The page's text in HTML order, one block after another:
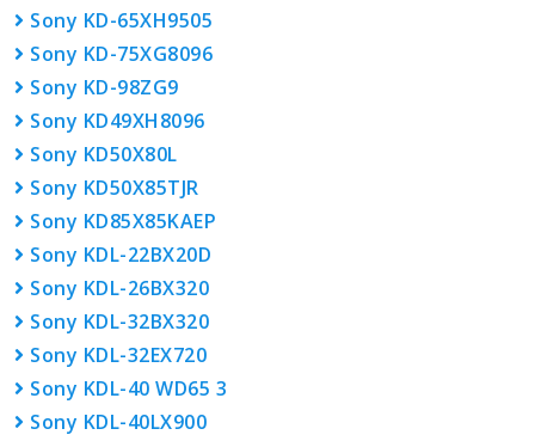
Sony KD-65XH9505
Sony KD-75XG8096
Sony KD-98ZG9
Sony KD49XH8096
Sony KD50X80L
Sony KD50X85TJR
Sony KD85X85KAEP
Sony KDL-22BX20D
Sony KDL-26BX320
Sony KDL-32BX320
Sony KDL-32EX720
Sony KDL-40 WD65 3
Sony KDL-40LX900